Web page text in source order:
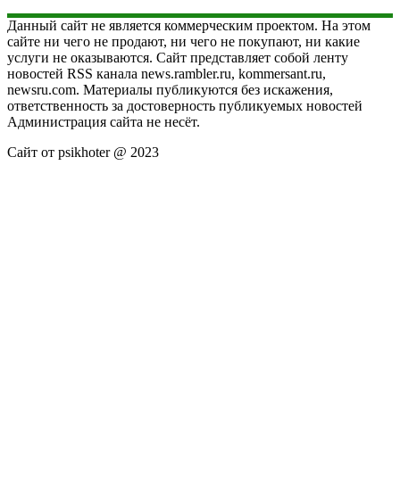
Данный сайт не является коммерческим проектом. На этом
сайте ни чего не продают, ни чего не покупают, ни какие
услуги не оказываются. Сайт представляет собой ленту
новостей RSS канала news.rambler.ru, kommersant.ru,
newsru.com. Материалы публикуются без искажения,
ответственность за достоверность публикуемых новостей
Администрация сайта не несёт.
Сайт от psikhoter @ 2023